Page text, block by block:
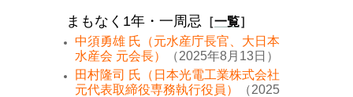
まもなく1年・一周忌 ［一覧］
中須勇雄 氏（元水産庁長官、大日本
水産会 元会長）
（2025年8月13日）
田村隆司 氏（日本光電工業株式会社
元代表取締役専務執行役員）
（2025